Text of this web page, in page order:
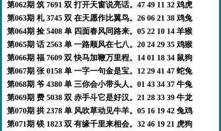
第062期 筑 7691 双 打开天窗说亮话。47 49 11 32 鸡虎
第063期 札 3745 双 在天愿作比翼鸟。26 06 21 38 鸡兔
第064期 捡 5408 单 四面春风同路来。05 22 10 14 羊猴
第065期 话 2563 单 一路顺风在七八。20 24 29 35 鸡猴
第066期 福 7609 双 快马加鞭万里程。14 01 18 34 鼠狗
第067期 张 0158 单 一字一句金是宝。12 29 41 47 蛇兔
第068期 爷 4380 单 三你会小带头人。01 43 34 37 牛兔
第069期 费 5038 双 赤手斗它是好汉。21 28 33 39 牛龙
第070期 拱 2378 单 风吹草动见牛羊。05 16 19 42 兔鸡
第071期 镁 1823 双 有缘千里来相会。32 46 19 21 虎狗